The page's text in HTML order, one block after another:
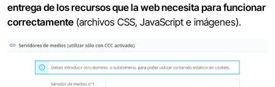
entrega de los recursos que la web necesita para funcionar
correctamente (archivos CSS, JavaScript e imágenes).